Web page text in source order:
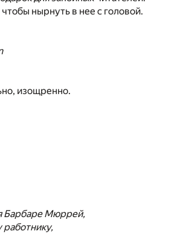
нырнуть в нее с головой.
изощренно.
Барбаре Мюррей,